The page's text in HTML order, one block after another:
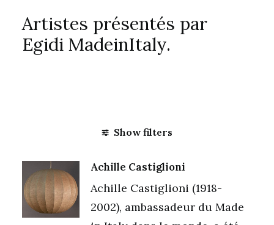
Artistes présentés par
Egidi MadeinItaly.
Show filters
Achille Castiglioni
Achille Castiglioni (1918-
2002), ambassadeur du Made